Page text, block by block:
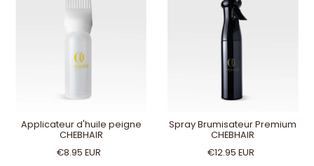
Applicateur d'huile peigne
CHEBHAIR
€8.95 EUR
Spray Brumisateur Premium
CHEBHAIR
€12.95 EUR